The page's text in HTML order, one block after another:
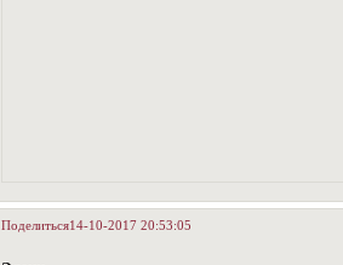
Поделиться14-10-2017 20:53:05